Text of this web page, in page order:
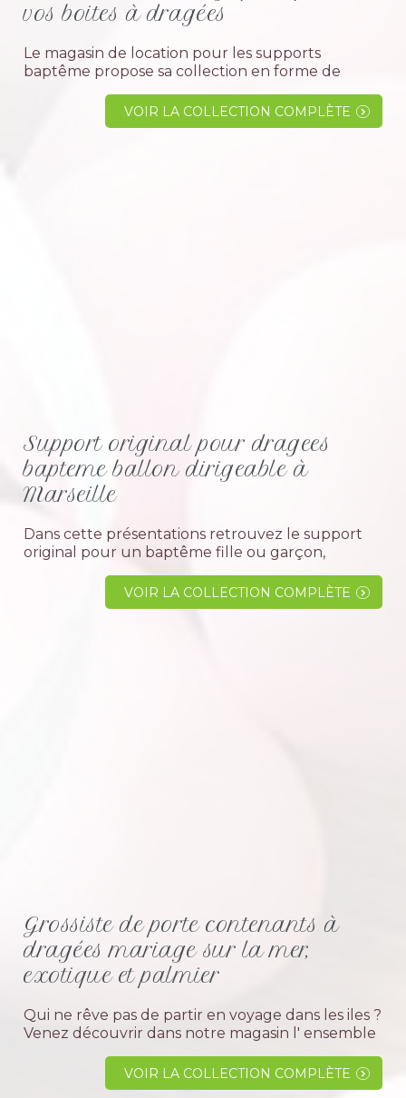
vos boites à dragées
Le magasin de location pour les supports
baptême propose sa collection en forme de
certaines créations de bonbonnières de style
plexi, métal ou en tulle à garnir...
VOIR LA COLLECTION COMPLÈTE
Support original pour dragees
bapteme ballon dirigeable à
Marseille
Dans cette présentations retrouvez le support
original pour un baptême fille ou garçon,
son genre. Spécialement pour disposer des
contenants pot en verre ou ballotin...
VOIR LA COLLECTION COMPLÈTE
Grossiste de porte contenants à
dragées mariage sur la mer,
exotique et palmier
Qui ne rêve pas de partir en voyage dans les iles ?
Venez découvrir dans notre magasin l' ensemble
le palmier, coffre, bateau et la cage.Les
présentoirs sont idéal pour...
VOIR LA COLLECTION COMPLÈTE